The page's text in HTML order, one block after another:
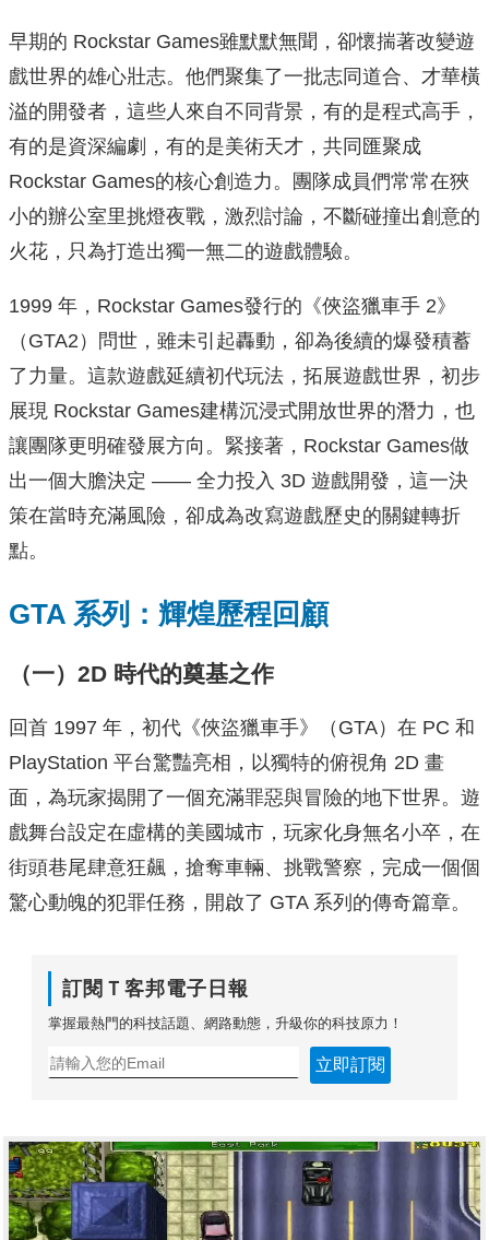
早期的 Rockstar Games雖默默無聞，卻懷揣著改變遊
戲世界的雄心壯志。他們聚集了一批志同道合、才華橫
溢的開發者，這些人來自不同背景，有的是程式高手，
有的是資深編劇，有的是美術天才，共同匯聚成
Rockstar Games的核心創造力。團隊成員們常常在狹
小的辦公室里挑燈夜戰，激烈討論，不斷碰撞出創意的
火花，只為打造出獨一無二的遊戲體驗。
1999 年，Rockstar Games發行的《俠盜獵車手 2》
（GTA2）問世，雖未引起轟動，卻為後續的爆發積蓄
了力量。這款遊戲延續初代玩法，拓展遊戲世界，初步
展現 Rockstar Games建構沉浸式開放世界的潛力，也
讓團隊更明確發展方向。緊接著，Rockstar Games做
出一個大膽決定 —— 全力投入 3D 遊戲開發，這一決
策在當時充滿風險，卻成為改寫遊戲歷史的關鍵轉折
點。
GTA 系列：輝煌歷程回顧
（一）2D 時代的奠基之作
回首 1997 年，初代《俠盜獵車手》（GTA）在 PC 和
PlayStation 平台驚豔亮相，以獨特的俯視角 2D 畫
面，為玩家揭開了一個充滿罪惡與冒險的地下世界。遊
戲舞台設定在虛構的美國城市，玩家化身無名小卒，在
街頭巷尾肆意狂飆，搶奪車輛、挑戰警察，完成一個個
驚心動魄的犯罪任務，開啟了 GTA 系列的傳奇篇章。
訂閱Ｔ客邦電子日報
掌握最熱門的科技話題、網路動態，升級你的科技原力！
立即訂閱